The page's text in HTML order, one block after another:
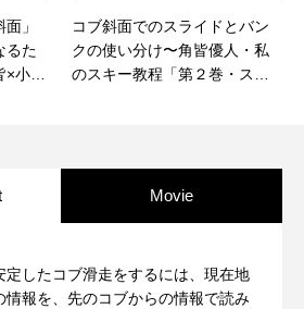
」
るた
小保
コブ斜面でのスライドとバン
クの使い分け〜角皆優人・私
のスキー教程「第２巻・スキ
Movie
定したコブ滑走をするには、現在地
情報を、先のコブからの情報で読み